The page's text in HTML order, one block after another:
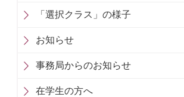
「選択クラス」の様子
お知らせ
事務局からのお知らせ
在学生の方へ